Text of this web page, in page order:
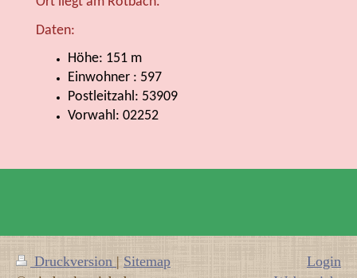
Daten:
Höhe: 151 m
Einwohner : 597
Postleitzahl: 53909
Vorwahl: 02252
Druckversion | Sitemap
Login